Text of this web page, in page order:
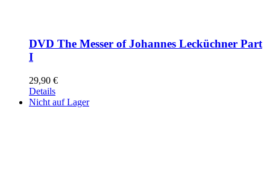
DVD The Messer of Johannes Lecküchner Part
I
29,90 €
Details
Nicht auf Lager